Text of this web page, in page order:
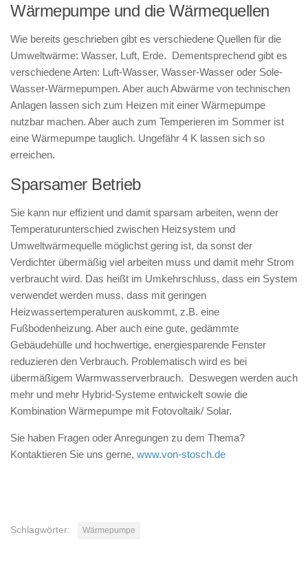
Wärmepumpe und die Wärmequellen
Wie bereits geschrieben gibt es verschiedene Quellen für die
Umweltwärme: Wasser, Luft, Erde. Dementsprechend gibt es
verschiedene Arten: Luft-Wasser, Wasser-Wasser oder Sole-
Wasser-Wärmepumpen. Aber auch Abwärme von technischen
Anlagen lassen sich zum Heizen mit einer Wärmepumpe
nutzbar machen. Aber auch zum Temperieren im Sommer ist
eine Wärmepumpe tauglich. Ungefähr 4 K lassen sich so
erreichen.
Sparsamer Betrieb
Sie kann nur effizient und damit sparsam arbeiten, wenn der
Temperaturunterschied zwischen Heizsystem und
Umweltwärmequelle möglichst gering ist, da sonst der
Verdichter übermäßig viel arbeiten muss und damit mehr Strom
verbraucht wird. Das heißt im Umkehrschluss, dass ein System
verwendet werden muss, dass mit geringen
Heizwassertemperaturen auskommt, z.B. eine
Fußbodenheizung. Aber auch eine gute, gedämmte
Gebäudehülle und hochwertige, energiesparende Fenster
reduzieren den Verbrauch. Problematisch wird es bei
übermäßigem Warmwasserverbrauch. Deswegen werden auch
mehr und mehr Hybrid-Systeme entwickelt sowie die
Kombination Wärmepumpe mit Fotovoltaik/ Solar.
Sie haben Fragen oder Anregungen zu dem Thema?
Kontaktieren Sie uns gerne, www.von-stosch.de
Schlagwörter: Wärmepumpe